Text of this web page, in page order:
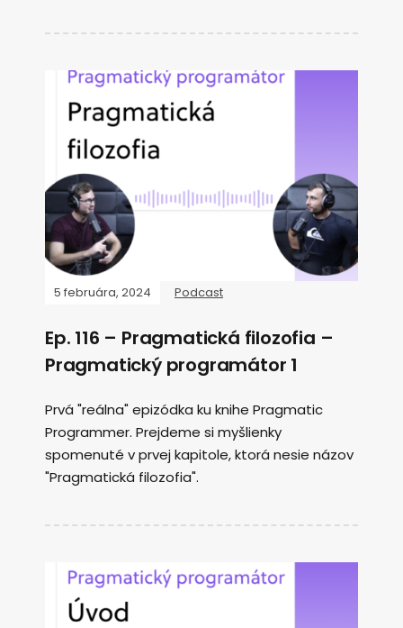
5 februára, 2024 Podcast
Ep. 116 – Pragmatická filozofia –
Pragmatický programátor 1
Prvá "reálna" epizódka ku knihe Pragmatic
Programmer. Prejdeme si myšlienky
spomenuté v prvej kapitole, ktorá nesie názov
"Pragmatická filozofia".